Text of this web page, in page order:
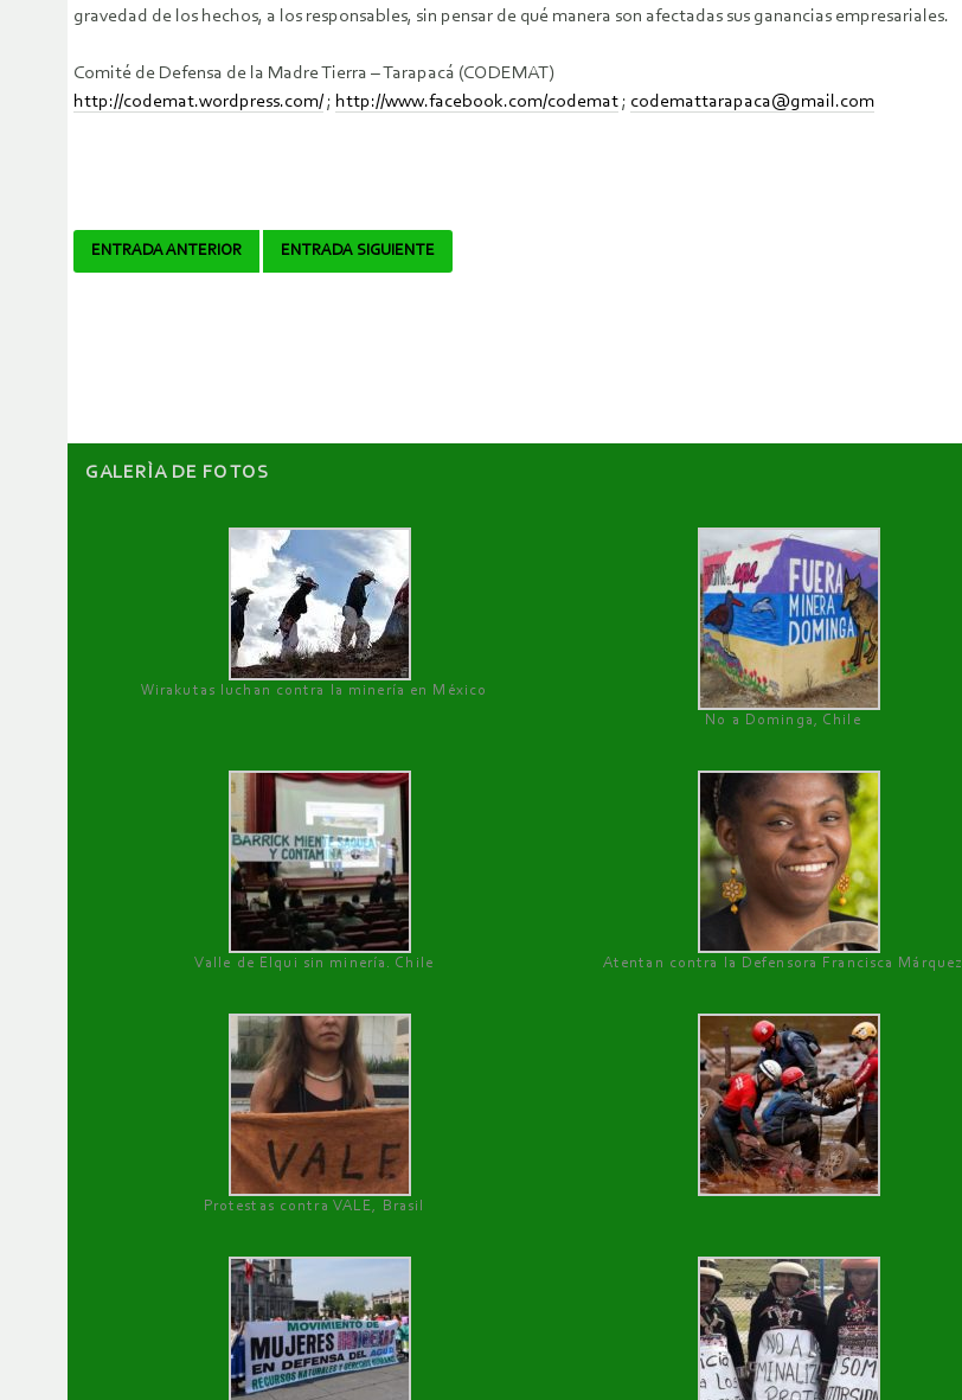
gravedad de los hechos, a los responsables, sin pensar de qué manera son afectadas sus ganancias empresariales.
Comité de Defensa de la Madre Tierra – Tarapacá (CODEMAT)
http://codemat.wordpress.com/; http://www.facebook.com/codemat; codemattarapaca@gmail.com
Navegador
ENTRADA ANTERIOR ENTRADA SIGUIENTE
GALERÌA DE FOTOS
Wirakutas luchan contra la minería en México
No a Dominga, Chile
Valle de Elqui sin minería. Chile Atentan contra la Defensora Francisca Márquez
Protestas contra VALE, Brasil